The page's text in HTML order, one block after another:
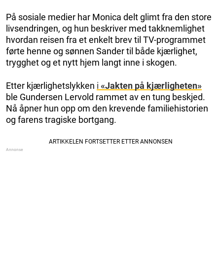
På sosiale medier har Monica delt glimt fra den store
livsendringen, og hun beskriver med takknemlighet
hvordan reisen fra et enkelt brev til TV-programmet
førte henne og sønnen Sander til både kjærlighet,
trygghet og et nytt hjem langt inne i skogen.
Etter kjærlighetslykken i «Jakten på kjærligheten»
ble Gundersen Lervold rammet av en tung beskjed.
Nå åpner hun opp om den krevende familiehistorien
og farens tragiske bortgang.